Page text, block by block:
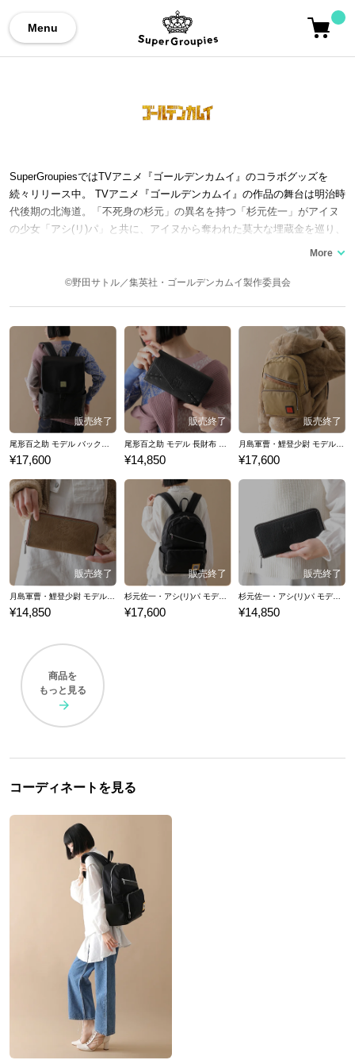
Menu
SuperGroupiesではTVアニメ『ゴールデンカムイ』のコラボグッズを
続々リリース中。 TVアニメ『ゴールデンカムイ』の作品の舞台は明治時
代後期の北海道。「不死身の杉元」の異名を持つ「杉元佐一」がアイヌ
の少女「アシ(リ)パ」と共に、アイヌから奪われた莫大な埋蔵金を巡り、
サバイバルバトルを繰り広げる、というストーリー。 原作は「週刊ヤン
コミックス全31巻でシリーズ累計2,400万部を突破。 2018年よりTVアニ
イテムをご紹介いたします。 ※アシ(リ)パのリは小書きが正式表記
©野田サトル／集英社・ゴールデンカムイ製作委員会
¥17,600 ¥14,850 ¥17,600
月島軍曹・鯉登少尉 モデル 長財布 ゴールデンカムイ
¥14,850
杉元佐一・アシ(リ)パ モデル バックパック ゴールデンカムイ
¥17,600
杉元佐一・アシ(リ)パ モデル 長財布 ゴールデンカムイ
¥14,850
商品を
もっと見る
コーディネートを見る